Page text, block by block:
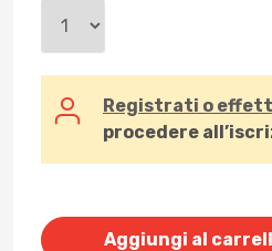
Registrati o
procedere
Aggiungi al